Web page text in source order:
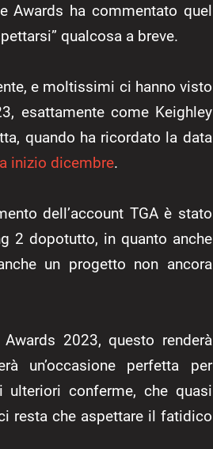
Awards ha commentato quel
qualcosa a breve.
e moltissimi ci hanno visto
esattamente come Keighley
quando ha ricordato la data
inizio dicembre.
dell’account TGA è stato
2 dopotutto, in quanto anche
un progetto non ancora
2023, questo renderà
un’occasione perfetta per
ulteriori conferme, che quasi
resta che aspettare il fatidico